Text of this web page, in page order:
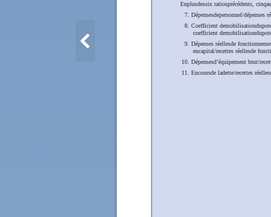
Enplusdessix ratiosprécédents,
7. Dépensesdepersonnel/dépenses
8. Coefficient
coefficient
9. Dépenses réellesde
encapital/recettes réellesde
10. Dépensesd’équipement brut/
11. Encoursde ladette/recettes